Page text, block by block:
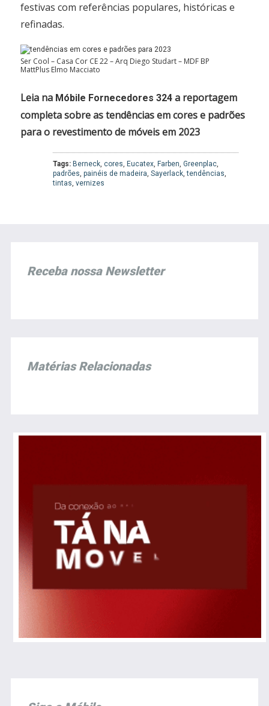
festivas com referências populares, históricas e
refinadas.
Ser Cool – Casa Cor CE 22 – Arq Diego Studart – MDF BP
MattPlus Elmo Macciato
Leia na Móbile Fornecedores 324 a reportagem
completa sobre as tendências em cores e padrões
para o revestimento de móveis em 2023
Tags: Berneck, cores, Eucatex, Farben, Greenplac,
padrões, painéis de madeira, Sayerlack,tendências,
tintas, vernizes
Receba nossa Newsletter
Matérias Relacionadas